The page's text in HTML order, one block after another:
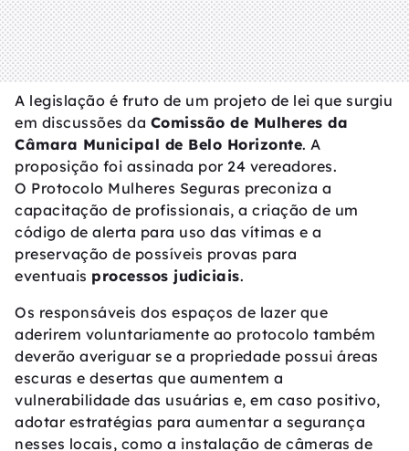
A legislação é fruto de um projeto de lei que surgiu
em discussões da Comissão de Mulheres da
Câmara Municipal de Belo Horizonte. A
proposição foi assinada por 24 vereadores.
O Protocolo Mulheres Seguras preconiza a
capacitação de profissionais, a criação de um
código de alerta para uso das vítimas e a
preservação de possíveis provas para
eventuais processos judiciais.
Os responsáveis dos espaços de lazer que
aderirem voluntariamente ao protocolo também
deverão averiguar se a propriedade possui áreas
escuras e desertas que aumentem a
vulnerabilidade das usuárias e, em caso positivo,
adotar estratégias para aumentar a segurança
nesses locais, como a instalação de câmeras de